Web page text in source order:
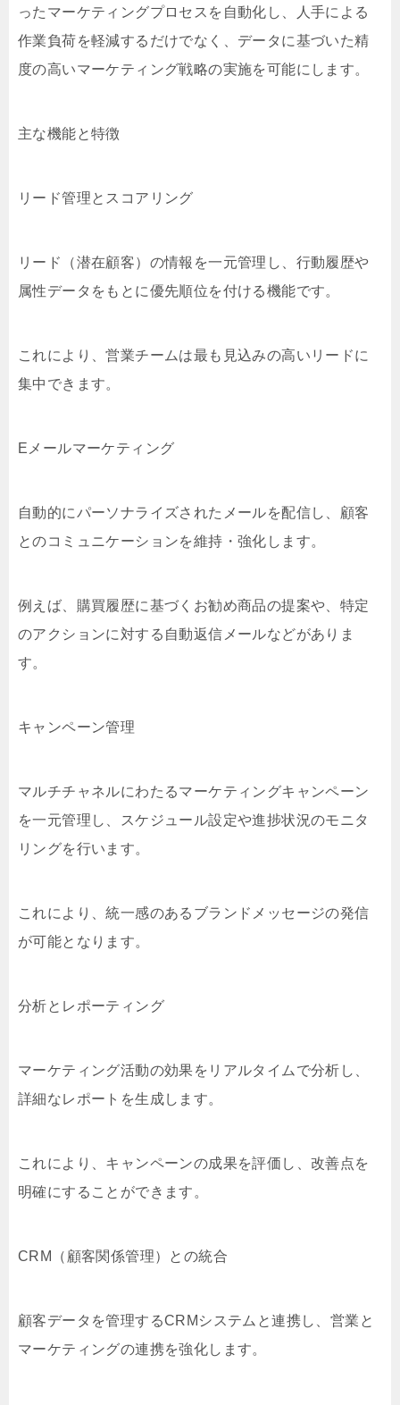
ったマーケティングプロセスを自動化し、人手による
作業負荷を軽減するだけでなく、データに基づいた精
度の高いマーケティング戦略の実施を可能にします。
主な機能と特徴
リード管理とスコアリング
リード（潜在顧客）の情報を一元管理し、行動履歴や
属性データをもとに優先順位を付ける機能です。
これにより、営業チームは最も見込みの高いリードに
集中できます。
Eメールマーケティング
自動的にパーソナライズされたメールを配信し、顧客
とのコミュニケーションを維持・強化します。
例えば、購買履歴に基づくお勧め商品の提案や、特定
のアクションに対する自動返信メールなどがありま
す。
キャンペーン管理
マルチチャネルにわたるマーケティングキャンペーン
を一元管理し、スケジュール設定や進捗状況のモニタ
リングを行います。
これにより、統一感のあるブランドメッセージの発信
が可能となります。
分析とレポーティング
マーケティング活動の効果をリアルタイムで分析し、
詳細なレポートを生成します。
これにより、キャンペーンの成果を評価し、改善点を
明確にすることができます。
CRM（顧客関係管理）との統合
顧客データを管理するCRMシステムと連携し、営業と
マーケティングの連携を強化します。